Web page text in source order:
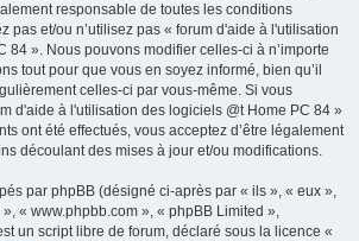
responsable de toutes les conditions
pas et/ou n’utilisez pas « forum d'aide à l'utilisation
84 ». Nous pouvons modifier celles-ci à n’importe
tout pour que vous en soyez informé, bien qu’il
celles-ci par vous-même. Si vous
d'aide à l'utilisation des logiciels @t Home PC 84 »
ont été effectués, vous acceptez d’être légalement
découlant des mises à jour et/ou modifications.
par phpBB (désigné ci-après par « ils », « eux »,
« www.phpbb.com », « phpBB Limited »,
un script libre de forum, déclaré sous la licence «